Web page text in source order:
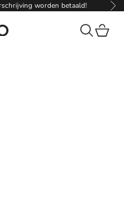
worden betaald!
Zoeken